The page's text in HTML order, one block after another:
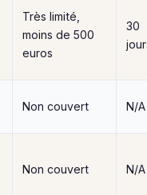
Très limité,
moins de 500
euros
30
Non couvert N/A
Non couvert N/A